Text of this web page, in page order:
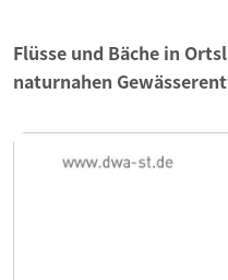
Flüsse und Bäche in
naturnahen